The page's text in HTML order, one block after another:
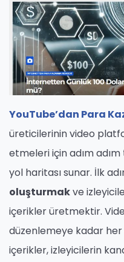
YouTube’dan Para
üreticilerinin video
etmeleri için adım
yol haritası sunar. İlk
oluşturmakve
içerikler üretmektir.
düzenlemeye kadar her
içerikler, izleyicilerin